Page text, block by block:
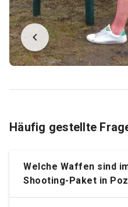
Häufig gestellte
Welche Waffen sind
Shooting-Paket in